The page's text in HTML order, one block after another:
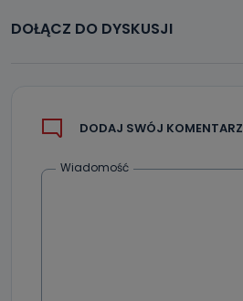
DOŁĄCZ DO DYSKUSJI
DODAJ SWÓJ KOMENTARZ
Wiadomość